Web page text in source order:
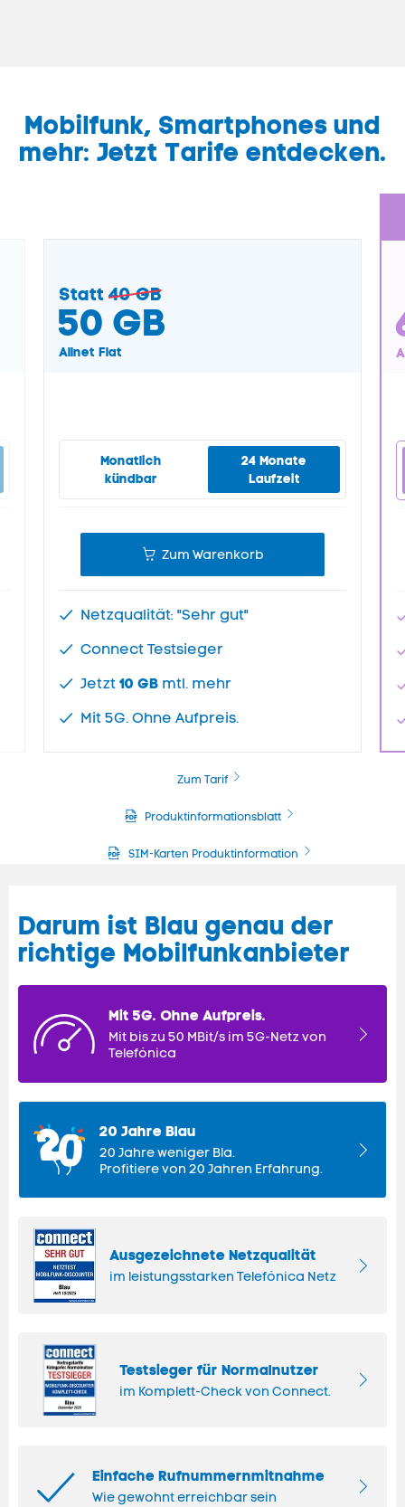
Mobilfunk, Smartphones und
mehr: Jetzt Tarife entdecken.
Statt 40 GB
50 GB
Allnet Flat
Monatlich
kündbar
24 Monate
Laufzeit
Zum Warenkorb
Netzqualität: "Sehr gut"
Connect Testsieger
Jetzt10 GB mtl. mehr
Mit 5G. Ohne Aufpreis.
Zum Tarif
Produktinformationsblatt
SIM-Karten Produktinformation
Darum ist Blau genau der
richtige Mobilfunkanbieter
Mit 5G. Ohne Aufpreis.
Mit bis zu 50 MBit/s im 5G-Netz von
Telefónica
20 Jahre Blau
20 Jahre weniger Bla.
Profitiere von 20 Jahren Erfahrung.
Ausgezeichnete Netzqualität
im leistungsstarken Telefónica Netz
Testsieger für Normalnutzer
im Komplett-Check von Connect.
Einfache Rufnummernmitnahme
Wie gewohnt erreichbar sein